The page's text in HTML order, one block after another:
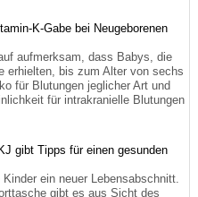
K-Gabe bei Neugeborenen
aufmerksam, dass Babys, die
erhielten, bis zum Alter von sechs
für Blutungen jeglicher Art und
für intrakranielle Blutungen
gibt Tipps für einen gesunden
ein neuer Lebensabschnitt.
gibt es aus Sicht des